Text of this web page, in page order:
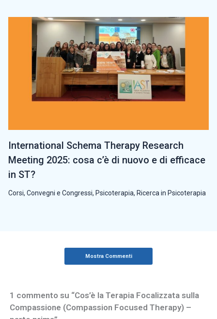
International Schema Therapy Research
Meeting 2025: cosa c’è di nuovo e di efficace
in ST?
Corsi, Convegni e Congressi, Psicoterapia, Ricerca in Psicoterapia
Mostra Commenti
1 commento su “Cos’è la Terapia Focalizzata sulla
Compassione (Compassion Focused Therapy) –